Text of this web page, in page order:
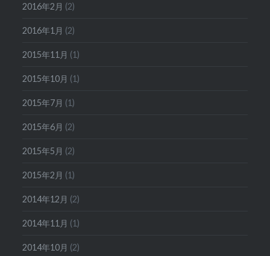
2016年2月 (2)
2016年1月 (2)
2015年11月 (1)
2015年10月 (1)
2015年7月 (1)
2015年6月 (2)
2015年5月 (2)
2015年2月 (1)
2014年12月 (2)
2014年11月 (1)
2014年10月 (2)